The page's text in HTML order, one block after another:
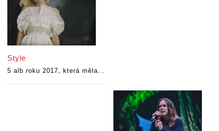
Style
5 alb roku 2017, která měla...